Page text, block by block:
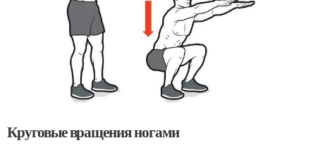
Круговые вращения ногами